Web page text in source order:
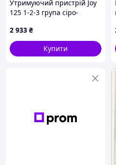
Автокрісла доступні у
сірому, синьому, червоному,
Утримуючий пристрій Joy
125 1-2-3 група сіро-
2 933 ₴
Купити